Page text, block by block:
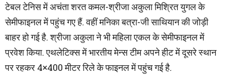
टेबल टेनिस में अचंता शरत कमल-श्रीजा अकुला मिश्रित युगल के
सेमीफाइनल में पहुंच गए हैं. वहीं मनिका बत्रा-जी साथियान की जोड़ी
बाहर हो गई है. श्रीजा अकुला ने भी महिला एकल के सेमीफाइनल में
प्रवेश किया. एथलेटिक्स में भारतीय मेन्स टीम अपने हीट में दूसरे स्थान
पर रहकर 4×400 मीटर रिले के फाइनल में पहुंच गई है.